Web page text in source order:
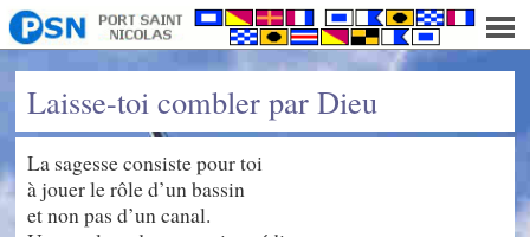
Laisse-toi combler par Dieu
La sagesse consiste pour toi
à jouer le rôle d’un bassin
et non pas d’un canal.